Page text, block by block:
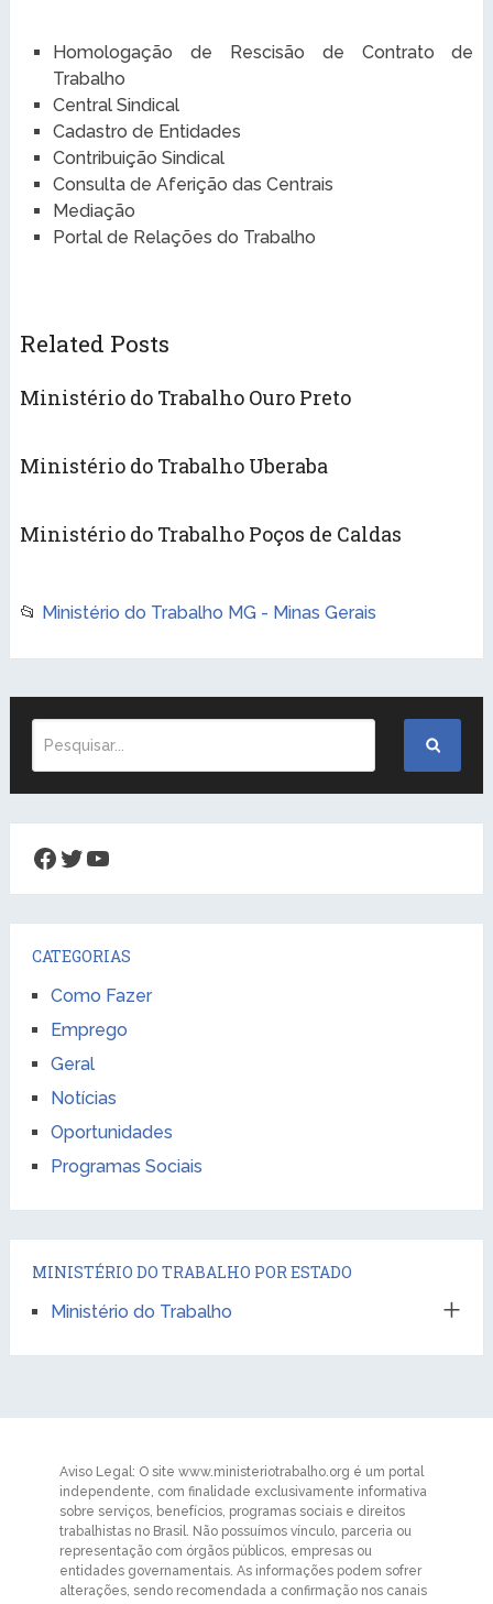
Homologação de Rescisão de Contrato de
Trabalho
Central Sindical
Cadastro de Entidades
Contribuição Sindical
Consulta de Aferição das Centrais
Mediação
Portal de Relações do Trabalho
Related Posts
Ministério do Trabalho Ouro Preto
Ministério do Trabalho Uberaba
Ministério do Trabalho Poços de Caldas
📂 Ministério do Trabalho MG - Minas Gerais
Facebook
Twitter
Youtube
CATEGORIAS
Como Fazer
Emprego
Geral
Notícias
Oportunidades
Programas Sociais
MINISTÉRIO DO TRABALHO POR ESTADO
Ministério do Trabalho
Aviso Legal: O site www.ministeriotrabalho.org é um portal
independente, com finalidade exclusivamente informativa
sobre serviços, benefícios, programas sociais e direitos
trabalhistas no Brasil. Não possuímos vínculo, parceria ou
representação com órgãos públicos, empresas ou
entidades governamentais. As informações podem sofrer
alterações, sendo recomendada a confirmação nos canais